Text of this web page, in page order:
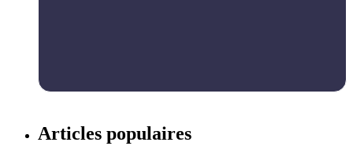
Articles populaires